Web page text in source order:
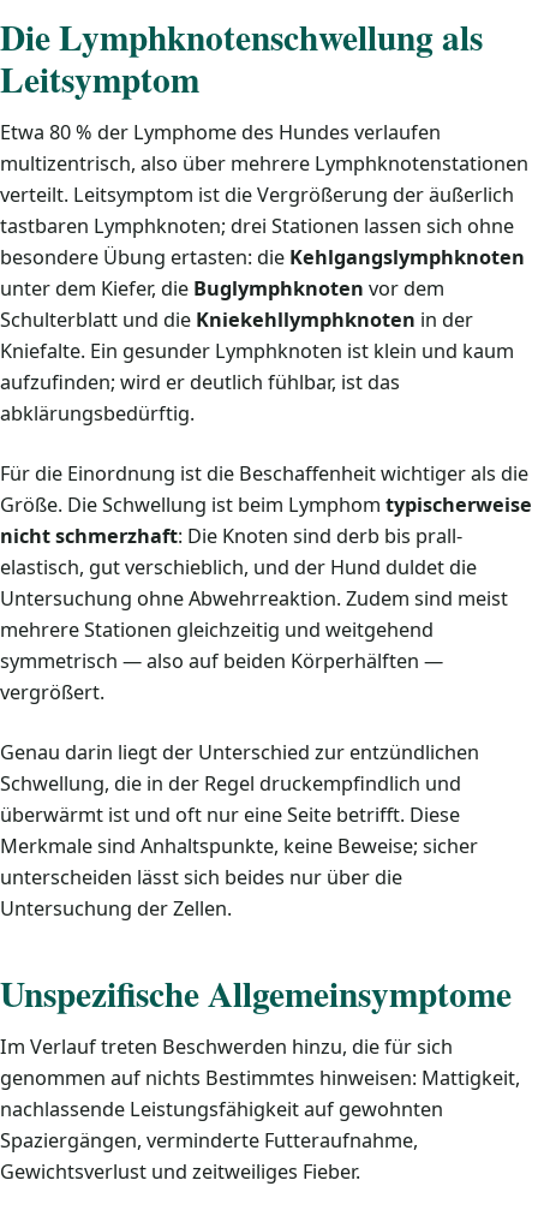
Die Lymphknotenschwellung als
Leitsymptom
Etwa 80 % der Lymphome des Hundes verlaufen
multizentrisch, also über mehrere Lymphknotenstationen
verteilt. Leitsymptom ist die Vergrößerung der äußerlich
tastbaren Lymphknoten; drei Stationen lassen sich ohne
besondere Übung ertasten: die Kehlgangslymphknoten
unter dem Kiefer, die Buglymphknoten vor dem
Schulterblatt und die Kniekehllymphknoten in der
Kniefalte. Ein gesunder Lymphknoten ist klein und kaum
aufzufinden; wird er deutlich fühlbar, ist das
abklärungsbedürftig.
Für die Einordnung ist die Beschaffenheit wichtiger als die
Größe. Die Schwellung ist beim Lymphom typischerweise
nicht schmerzhaft: Die Knoten sind derb bis prall-
elastisch, gut verschieblich, und der Hund duldet die
Untersuchung ohne Abwehrreaktion. Zudem sind meist
mehrere Stationen gleichzeitig und weitgehend
symmetrisch — also auf beiden Körperhälften —
vergrößert.
Genau darin liegt der Unterschied zur entzündlichen
Schwellung, die in der Regel druckempfindlich und
überwärmt ist und oft nur eine Seite betrifft. Diese
Merkmale sind Anhaltspunkte, keine Beweise; sicher
unterscheiden lässt sich beides nur über die
Untersuchung der Zellen.
Unspezifische Allgemeinsymptome
Im Verlauf treten Beschwerden hinzu, die für sich
genommen auf nichts Bestimmtes hinweisen: Mattigkeit,
nachlassende Leistungsfähigkeit auf gewohnten
Spaziergängen, verminderte Futteraufnahme,
Gewichtsverlust und zeitweiliges Fieber.